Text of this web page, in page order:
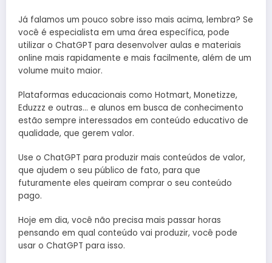
Já falamos um pouco sobre isso mais acima, lembra? Se
você é especialista em uma área específica, pode
utilizar o ChatGPT para desenvolver aulas e materiais
online mais rapidamente e mais facilmente, além de um
volume muito maior.
Plataformas educacionais como Hotmart, Monetizze,
Eduzzz e outras… e alunos em busca de conhecimento
estão sempre interessados em conteúdo educativo de
qualidade, que gerem valor.
Use o ChatGPT para produzir mais conteúdos de valor,
que ajudem o seu público de fato, para que
futuramente eles queiram comprar o seu conteúdo
pago.
Hoje em dia, você não precisa mais passar horas
pensando em qual conteúdo vai produzir, você pode
usar o ChatGPT para isso.